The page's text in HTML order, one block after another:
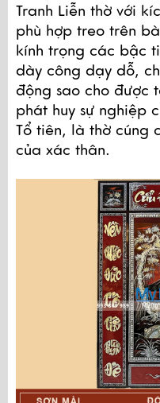
Tranh Liễn thờ với
phù hợp treo trên
kính trọng các bậc
dày công dạy dỗ,
động sao cho được
phát huy sự nghiệp
Tổ tiên, là thờ cúng
của xác thân.